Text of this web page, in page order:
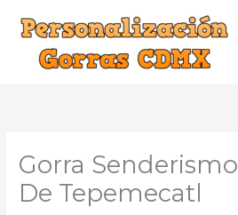
contenido
Gorra
De Tepemecatl